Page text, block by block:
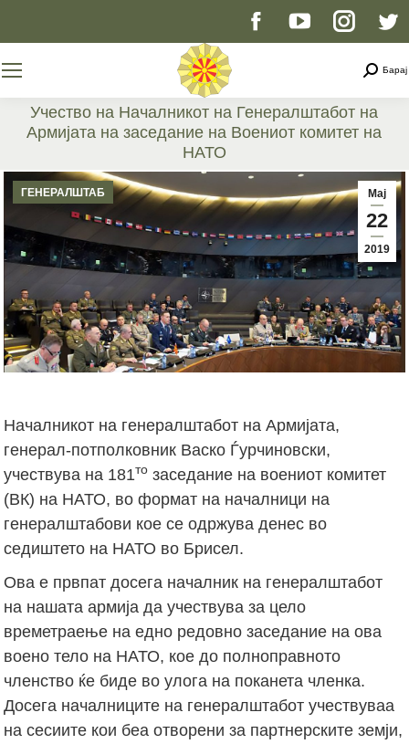
Facebook
opens
new
window
YouTube
opens
new
window
page
opens
new
window
Барај
Учество на Началникот на Генералштабот на
Армијата на заседание на Воениот комитет на
НАТО
You are here:
Мај
22
2019
ГЕНЕРАЛШТАБ
Началникот на генералштабот на Армијата,
генерал-потполковник Васко Ѓурчиновски,
учествува на 181то заседание на воениот комитет
(ВК) на НАТО, во формат на началници на
генералштабови кое се одржува денес во
седиштето на НАТО во Брисел.
Ова е првпат досега началник на генералштабот
на нашата армија да учествува за цело
времетраење на едно редовно заседание на ова
воено тело на НАТО, кое до полноправното
членство ќе биде во улога на поканета членка.
Досега началниците на генералштабот учествуваа
на сесиите кои беа отворени за партнерските земји,